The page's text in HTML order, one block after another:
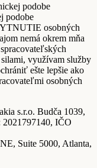
podobe
podobe
osobných
nemá okrem mňa
využívam služby
ešte lepšie ako
osobných
s.r.o. Budča 1039,
IČO
Suite 5000, Atlanta,